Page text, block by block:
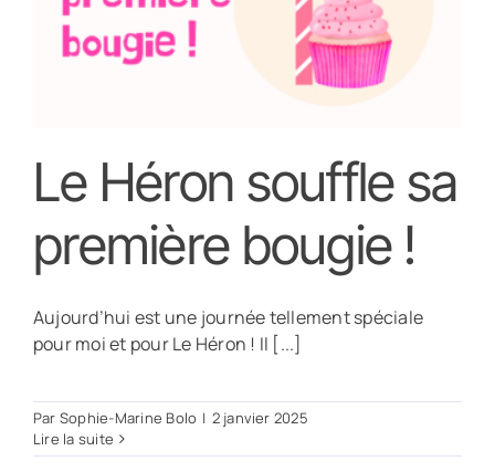
Le Héron souffle sa
première bougie !
Aujourd’hui est une journée tellement spéciale
pour moi et pour Le Héron ! Il [...]
Par Sophie-Marine Bolo | 2 janvier 2025
Lire la suite